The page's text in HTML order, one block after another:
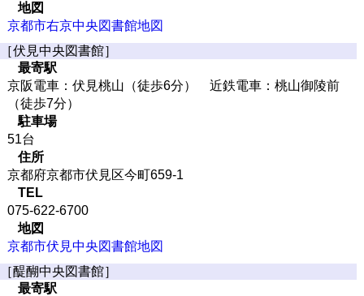
地図
京都市右京中央図書館地図
［伏見中央図書館］
最寄駅
京阪電車：伏見桃山（徒歩6分） 近鉄電車：桃山御陵前
（徒歩7分）
駐車場
51台
住所
京都府京都市伏見区今町659-1
TEL
075-622-6700
地図
京都市伏見中央図書館地図
［醍醐中央図書館］
最寄駅